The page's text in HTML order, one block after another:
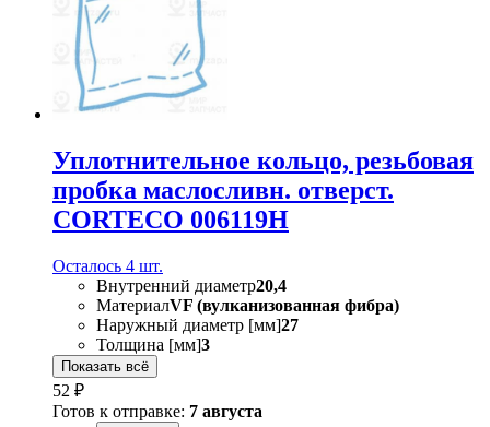
Уплотнительное кольцо, резьбовая
пробка маслосливн. отверст.
CORTECO 006119H
Осталось 4 шт.
Внутренний диаметр20,4
МатериалVF (вулканизованная фибра)
Наружный диаметр [мм]27
Толщина [мм]3
Показать всё
52 ₽
Готов к отправке: 7 августа